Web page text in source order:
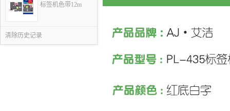
标签机色带12m
清除历史记录